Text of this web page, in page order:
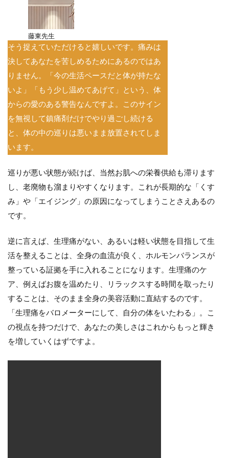
藤東先生
そう捉えていただけると嬉しいです。痛みは
決してあなたを苦しめるためにあるのではあ
りません。「今の生活ペースだと体が持たな
いよ」「もう少し温めてあげて」という、体
からの愛のある警告なんですよ。このサイン
を無視して鎮痛剤だけでやり過ごし続ける
と、体の中の巡りは悪いまま放置されてしま
います。
巡りが悪い状態が続けば、当然お肌への栄養供給も滞ります
し、老廃物も溜まりやすくなります。これが長期的な「くす
み」や「エイジング」の原因になってしまうことさえあるの
です。
逆に言えば、生理痛がない、あるいは軽い状態を目指して生
活を整えることは、全身の血流が良く、ホルモンバランスが
整っている証拠を手に入れることになります。生理痛のケ
ア、例えばお腹を温めたり、リラックスする時間を取ったり
することは、そのまま全身の美容活動に直結するのです。
「生理痛をバロメーターにして、自分の体をいたわる」。こ
の視点を持つだけで、あなたの美しさはこれからもっと輝き
を増していくはずですよ。